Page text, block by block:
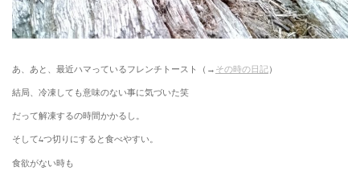
あ、あと、最近ハマっているフレンチトースト（→ その時の日記 ）
結局、冷凍しても意味のない事に気づいた笑
だって解凍するの時間かかるし。
そして4つ切りにすると食べやすい。
食欲がない時も